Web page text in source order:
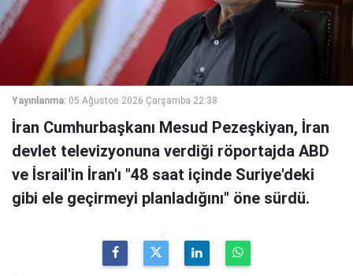
Yayınlanma: 05 Ağustos 2026 Çarşamba 22:38
İran Cumhurbaşkanı Mesud Pezeşkiyan, İran
devlet televizyonuna verdiği röportajda ABD
ve İsrail'in İran'ı "48 saat içinde Suriye'deki
gibi ele geçirmeyi planladığını" öne sürdü.